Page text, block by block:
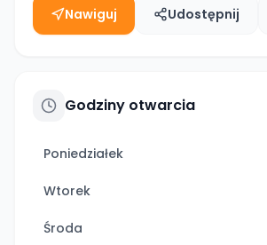
Nawiguj Udostępnij
Godziny otwarcia
Poniedziałek
Wtorek
Środa